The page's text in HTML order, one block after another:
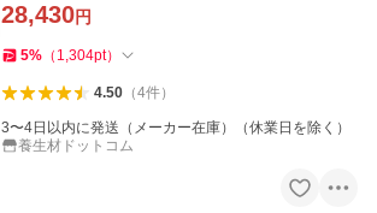
28,430円
5% （ 1,304pt）
4.50（4件）
3〜4日以内に発送（メーカー在庫）（休業日を除く）
養生材ドットコム